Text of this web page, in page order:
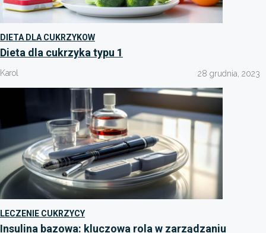
DIETA DLA CUKRZYKOW
Dieta dla cukrzyka typu 1
Karol 28 grudnia, 2023
LECZENIE CUKRZYCY
Insulina bazowa: kluczowa rola w zarządzaniu